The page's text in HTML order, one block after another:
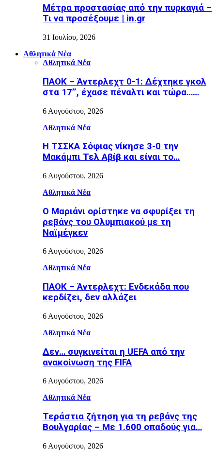
Μέτρα προστασίας από την πυρκαγιά –
Τι να προσέξουμε | in.gr
31 Ιουλίου, 2026
Αθλητικά Νέα
Αθλητικά Νέα
ΠΑΟΚ – Άντερλεχτ 0-1: Δέχτηκε γκολ
στα 17’’, έχασε πέναλτι και τώρα……
6 Αυγούστου, 2026
Αθλητικά Νέα
Η ΤΣΣΚΑ Σόφιας νίκησε 3-0 την
Μακάμπι Τελ Αβίβ και είναι το…
6 Αυγούστου, 2026
Αθλητικά Νέα
Ο Μαριάνι ορίστηκε να σφυρίξει τη
ρεβάνς του Ολυμπιακού με τη
Ναϊμέγκεν
6 Αυγούστου, 2026
Αθλητικά Νέα
ΠΑΟΚ – Άντερλεχτ: Ενδεκάδα που
κερδίζει, δεν αλλάζει
6 Αυγούστου, 2026
Αθλητικά Νέα
Δεν… συγκινείται η UEFA από την
ανακοίνωση της FIFA
6 Αυγούστου, 2026
Αθλητικά Νέα
Τεράστια ζήτηση για τη ρεβάνς της
Βουλγαρίας – Με 1.600 οπαδούς για…
6 Αυγούστου, 2026